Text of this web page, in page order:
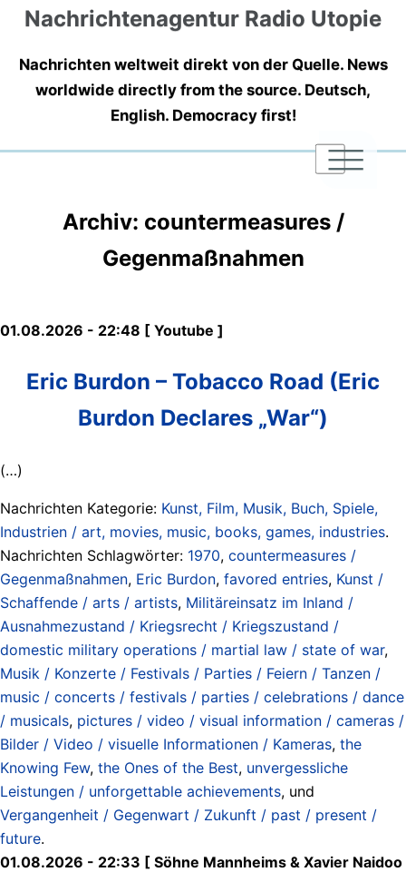
Nachrichtenagentur Radio Utopie
Nachrichten weltweit direkt von der Quelle. News
worldwide directly from the source. Deutsch,
English. Democracy first!
|
|
|
Archiv: countermeasures /
Gegenmaßnahmen
01.08.2026 - 22:48 [ Youtube ]
Eric Burdon – Tobacco Road (Eric
Burdon Declares „War“)
(…)
Nachrichten Kategorie: Kunst, Film, Musik, Buch, Spiele,
Industrien / art, movies, music, books, games, industries.
Nachrichten Schlagwörter: 1970, countermeasures /
Gegenmaßnahmen, Eric Burdon, favored entries, Kunst /
Schaffende / arts / artists, Militäreinsatz im Inland /
Ausnahmezustand / Kriegsrecht / Kriegszustand /
domestic military operations / martial law / state of war,
Musik / Konzerte / Festivals / Parties / Feiern / Tanzen /
music / concerts / festivals / parties / celebrations / dance
/ musicals, pictures / video / visual information / cameras /
Bilder / Video / visuelle Informationen / Kameras, the
Knowing Few, the Ones of the Best, unvergessliche
Leistungen / unforgettable achievements, und
Vergangenheit / Gegenwart / Zukunft / past / present /
future.
01.08.2026 - 22:33 [ Söhne Mannheims & Xavier Naidoo